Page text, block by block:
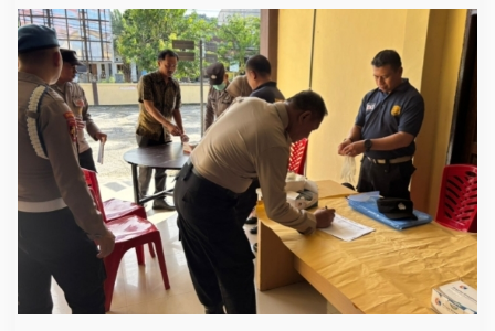
a
G
e
l
a
r
G
a
k
t
i
b
p
l
i
n
d